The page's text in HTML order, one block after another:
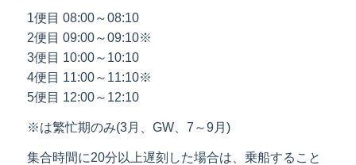
1便目 08:00～08:10
2便目 09:00～09:10※
3便目 10:00～10:10
4便目 11:00～11:10※
5便目 12:00～12:10
※は繁忙期のみ(3月、GW、7～9月)
集合時間に20分以上遅刻した場合は、乗船すること